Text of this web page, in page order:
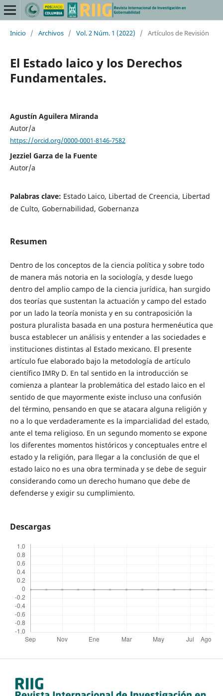
Inicio / Archivos / Vol. 2 Núm. 1 (2022) / Artículos de Revisión
El Estado laico y los Derechos
Fundamentales.
Agustín Aguilera Miranda
Autor/a
https://orcid.org/0000-0001-8146-7582
Jezziel Garza de la Fuente
Autor/a
Palabras clave: Estado Laico, Libertad de Creencia, Libertad
de Culto, Gobernabilidad, Gobernanza
Resumen
Dentro de los conceptos de la ciencia política y sobre todo
de manera más notoria en la sociología, y desde luego
dentro del amplio campo de la ciencia jurídica, han surgido
dos teorías que sustentan la actuación y campo del estado
por un lado la teoría monista y en su contraposición la
postura pluralista basada en una postura hermenéutica que
busca establecer un análisis y entender a las sociedades e
instituciones distintas al Estado mexicano. El presente
artículo fue elaborado bajo la metodología de artículo
científico IMRy D. En tal sentido en la introducción se
comienza a plantear la problemática del estado laico en el
sentido de que mayormente existe incluso una confusión
del término, pensando en que se atacara alguna religión y
no a lo que verdaderamente es la imparcialidad del estado,
ante el tema religioso. En un segundo momento se expone
los diferentes momentos históricos y conceptuales entre el
estado y la religión, para llegar a la conclusión de que el
estado laico no es una obra terminada y se debe de seguir
considerando como un derecho humano que debe de
defenderse y exigir su cumplimiento.
Descargas